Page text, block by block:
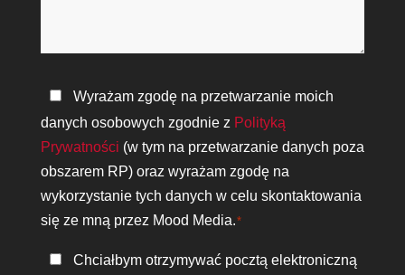
Polityka
prywatności
*
Wyrażam zgodę na przetwarzanie moich
danych osobowych zgodnie z Polityką
Prywatności (w tym na przetwarzanie danych poza
obszarem RP) oraz wyrażam zgodę na
wykorzystanie tych danych w celu skontaktowania
się ze mną przez Mood Media.*
BądźChciałbym otrzymywać pocztą elektroniczną